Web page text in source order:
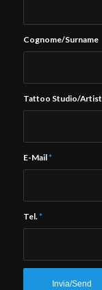
Cognome/Surname
Tattoo Studio/Artist
E-Mail*
Tel.*